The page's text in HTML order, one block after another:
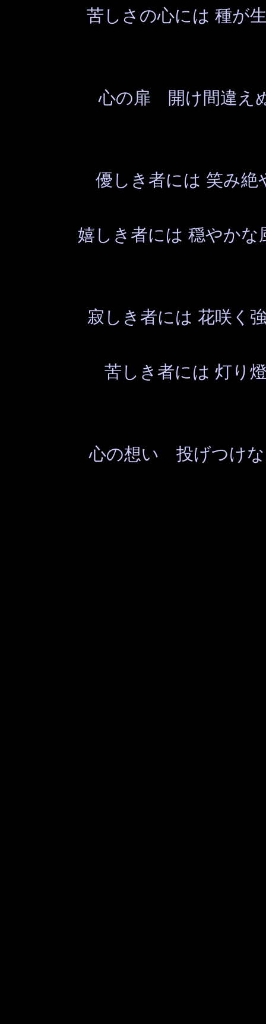
苦しさの心には 種が
心の扉 開け間違え
優しき者には 笑み絶
嬉しき者には 穏やかな
寂しき者には 花咲く
苦しき者には 灯り
心の想い 投げつけ